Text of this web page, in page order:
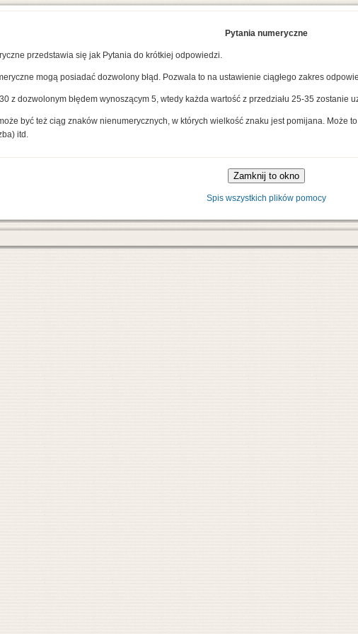
Pytania numeryczne
przedstawia się jak Pytania do krótkiej odpowiedzi.
mogą posiadać dozwolony błąd. Pozwala to na ustawienie ciągłego zakres
z dozwolonym błędem wynoszącym 5, wtedy każda wartość z przedziału 25-35 zostanie
być też ciąg znaków nienumerycznych, w których wielkość znaku jest pomijana. Może
itd.
Spis wszystkich plików pomocy